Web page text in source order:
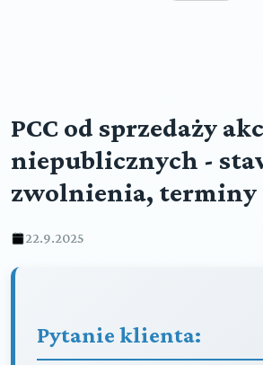
PCC od sprzedaży
niepublicznych -
zwolnienia, terminy
22.9.2025
Pytanie klienta: